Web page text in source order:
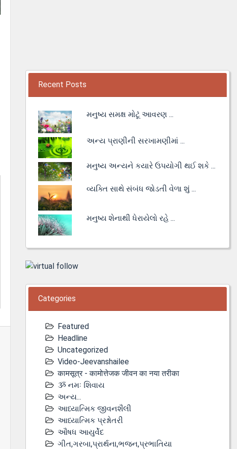
Recent Posts
મનુષ્ય સમક્ષ મોટૂં આવરણ ...
અન્ય પ્રાણીની સરખામણીમાં ...
મનુષ્ય અન્યને કયારે ઉપયોગી થઈ શકે ...
વ્યક્તિ સાથે સંબંધ જોડતી વેળા શું ...
મનુષ્ય શેનાથી ધેરાયેલો રહે ...
Categories
Featured
Headline
Uncategorized
Video-Jeevanshailee
कामसूत्र - कामोत्तेजक जीवन का नया तरीका
ૐ નમઃ શિવાય
અન્ય...
આધ્યાત્મિક જીવનશૈલી
આધ્યાત્મિક પ્રશ્નોતરી
ઔષધ આયુર્વેદ
ગીત,ગરબા,પ્રાર્થના,ભજન,પ્રભાતિયા